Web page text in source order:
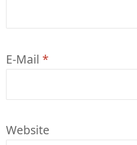
E-Mail *
Website